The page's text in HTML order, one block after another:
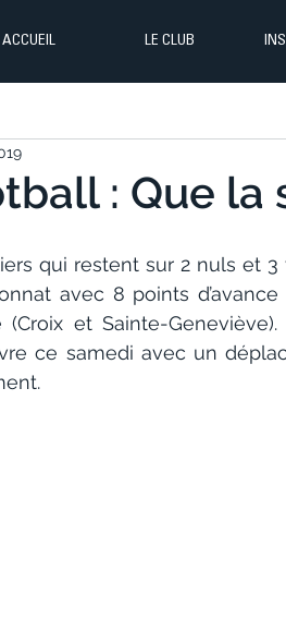
ACCUEIL LE CLUB
: Que la
qui restent sur 2 nuls et
avec 8 points
(Croix et Sainte-
ce samedi avec un